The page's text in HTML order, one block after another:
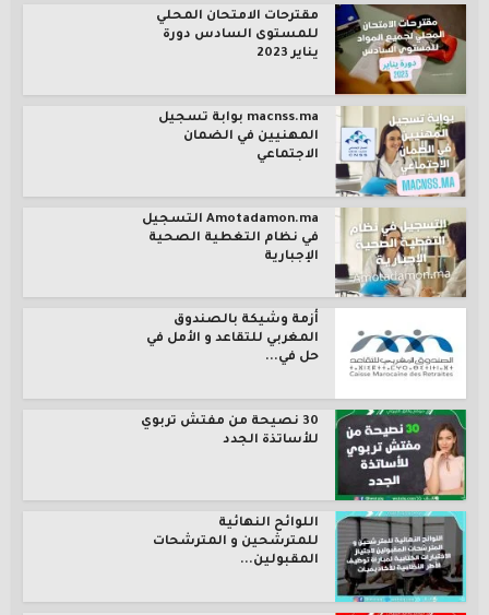
مقترحات الامتحان المحلي
للمستوى السادس دورة
يناير 2023
macnss.ma بوابة تسجيل
المهنيين في الضمان
الاجتماعي
Amotadamon.ma التسجيل
في نظام التغطية الصحية
الإجبارية
أزمة وشيكة بالصندوق
المغربي للتقاعد و الأمل في
حل في...
30 نصيحة من مفتش تربوي
للأساتذة الجدد
اللوائح النهائية
للمترشحين و المترشحات
المقبولين...